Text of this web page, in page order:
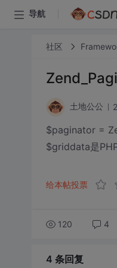
导航
社区
土地公公
$paginator =
$griddata是
给本帖投票
120 4
4 条回复